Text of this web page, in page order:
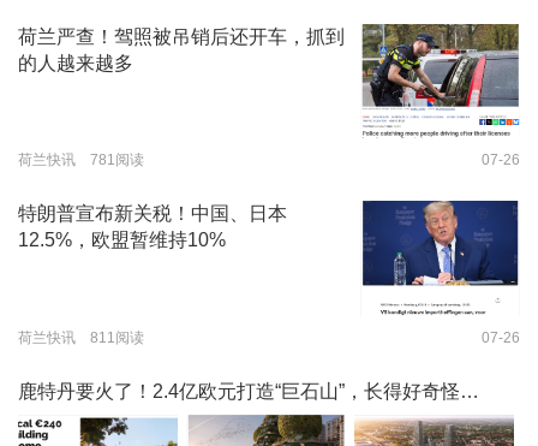
荷兰严查！驾照被吊销后还开车，抓到
的人越来越多
荷兰快讯 781阅读 07-26
特朗普宣布新关税！中国、日本
12.5%，欧盟暂维持10%
荷兰快讯 811阅读 07-26
鹿特丹要火了！2.4亿欧元打造“巨石山”，长得好奇怪…